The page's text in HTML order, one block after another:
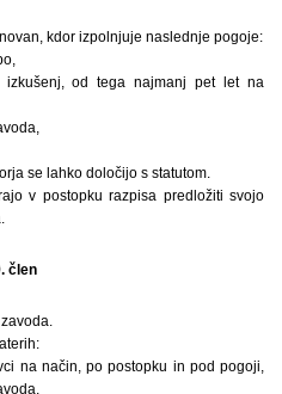
kdor izpolnjuje naslednje pogoje:
od tega najmanj pet let na
se lahko določijo s statutom.
v postopku razpisa predložiti svojo
člen
na način, po postopku in pod pogoji,